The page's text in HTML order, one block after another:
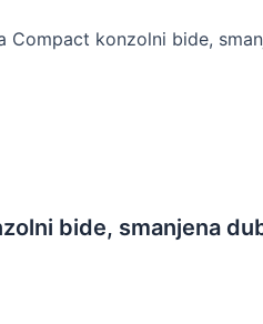
Compact konzolni bide,
bide, smanjena